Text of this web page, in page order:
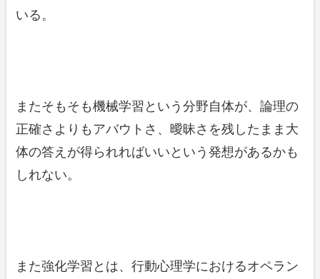
いる。
またそもそも機械学習という分野自体が、論理の
正確さよりもアバウトさ、曖昧さを残したまま大
体の答えが得られればいいという発想があるかも
しれない。
また強化学習とは、行動心理学におけるオペラン